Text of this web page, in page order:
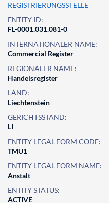
REGISTRIERUNGSSTELLE
ENTITY ID:
FL-0001.031.081-0
INTERNATIONALER NAME:
Commercial Register
REGIONALER NAME:
Handelsregister
LAND:
Liechtenstein
GERICHTSSTAND:
LI
ENTITY LEGAL FORM CODE:
TMU1
ENTITY LEGAL FORM NAME:
Anstalt
ENTITY STATUS:
ACTIVE